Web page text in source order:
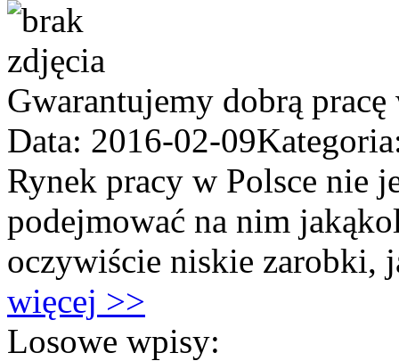
Gwarantujemy dobrą
Data: 2016-02-09
Rynek pracy w Polsce nie
podejmować na nim
oczywiście niskie zarobki,
więcej >>
Losowe wpisy: